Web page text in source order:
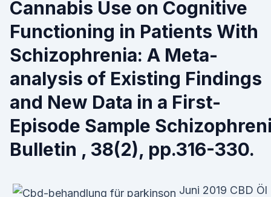
Cannabis Use on Cognitive
Functioning in Patients With
Schizophrenia: A Meta-
analysis of Existing Findings
and New Data in a First-
Episode Sample
Bulletin , 38(2), pp.316-330.
Juni 2019 CBD Öl